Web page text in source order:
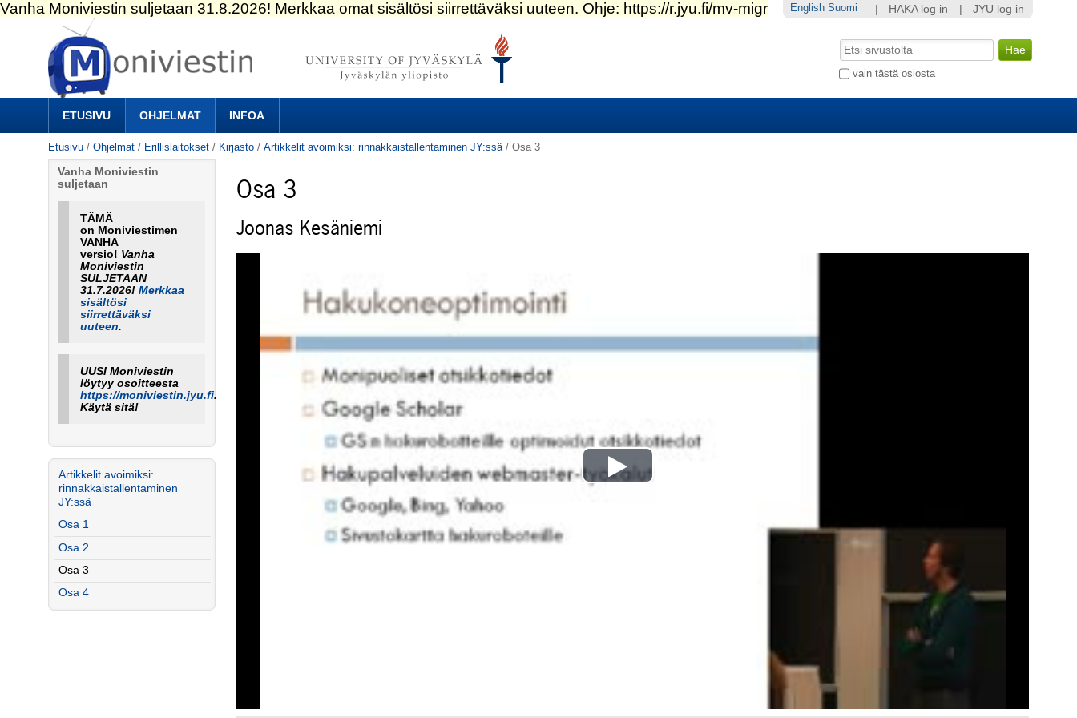
Siirry
sisältöön.
|
Siirry
navigointiin
ETUSIVU OHJELMAT INFOA
Hae
vain tästä osiosta
Laajennettu
Etusivu /Ohjelmat / Erillislaitokset / Kirjasto /Artikkelit avoimiksi: rinnakkaistallentaminen JY:ssä /Osa 3
Osa 3
Joonas Kesäniemi
Play
Vanha Moniviestin
suljetaan
TÄMÄ
on Moniviestimen
VANHA
versio! Vanha
Moniviestin
SULJETAAN
31.7.2026! Merkkaa
sisältösi
siirrettäväksi
uuteen.
UUSI Moniviestin
löytyy osoitteesta
https://moniviestin.jyu.fi.
Käytä sitä!
Artikkelit avoimiksi:
rinnakkaistallentaminen
JY:ssä
Osa 1
Osa 2
Osa 3
Osa 4
HAKA log in JYU log in
English Suomi